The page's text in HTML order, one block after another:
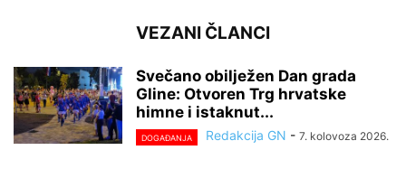
VEZANI ČLANCI
Svečano obilježen Dan grada
Gline: Otvoren Trg hrvatske
himne i istaknut...
DOGAĐANJA Redakcija GN - 7. kolovoza 2026.